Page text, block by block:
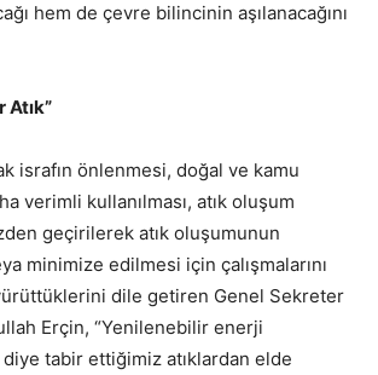
hem de çevre bilincinin aşılanacağını
Atık”
israfın önlenmesi, doğal ve kamu
verimli kullanılması, atık oluşum
geçirilerek atık oluşumunun
minimize edilmesi için çalışmalarını
dile getiren Genel Sekreter
Erçin, “Yenilenebilir enerji
diye tabir ettiğimiz atıklardan elde